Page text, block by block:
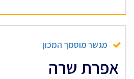
מגשר מוסמך המכון
אפרת שרה